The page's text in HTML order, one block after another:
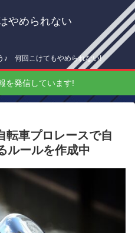
やめられない
♪ 何回こけてもやめられない!
を発信しています!
転車プロレースで自
ルールを作成中